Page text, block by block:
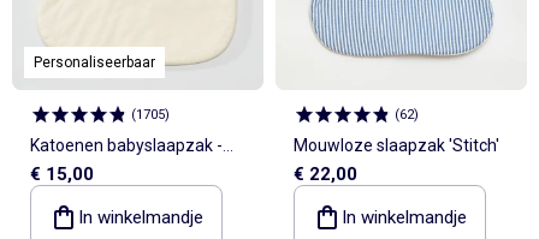
Personaliseerbaar
(1705)
Katoenen babyslaapzak -
TOG-waarde 2
€ 15,00
In winkelmandje
(62)
Mouwloze slaapzak 'Stitch'
€ 22,00
In winkelmandje